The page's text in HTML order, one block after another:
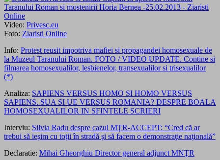
Video: Privesc.eu
Foto: Ziaristi Online
Info: Protest reusit impotriva mafiei si propagandei homosexuale de
la Muzeul Taranului Roman. FOTO / VIDEO UPDATE. Contine si
filmarea homosexualilor, lesbienelor, transexualilor si trisexualilor
(*)
Analiza: SAPIENS VERSUS HOMO SI HOMO VERSUS
SAPIENS. SUA SI UE VERSUS ROMANIA? DESPRE BOALA
HOMOSEXUALILOR IN SFINTELE SCRIERI
Interviu: Silvia Radu despre cazul MŢR-ACCEPT: “Cred că ar
trebui să ieşim cu toţii în stradă şi să facem o demonstraţie naţională”
Declaratie: Mihai Gheorghiu Director general adjunct MNŢR